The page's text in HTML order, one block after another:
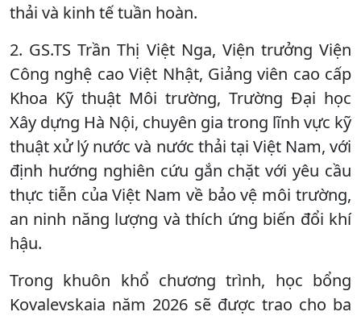
thải và kinh tế tuần hoàn.
2. GS.TS Trần Thị Việt Nga, Viện trưởng Viện
Công nghệ cao Việt Nhật, Giảng viên cao cấp
Khoa Kỹ thuật Môi trường, Trường Đại học
Xây dựng Hà Nội, chuyên gia trong lĩnh vực kỹ
thuật xử lý nước và nước thải tại Việt Nam, với
định hướng nghiên cứu gắn chặt với yêu cầu
thực tiễn của Việt Nam về bảo vệ môi trường,
an ninh năng lượng và thích ứng biến đổi khí
hậu.
Trong khuôn khổ chương trình, học bổng
Kovalevskaia năm 2026 sẽ được trao cho ba